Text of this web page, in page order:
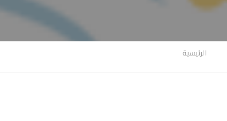
الرئيسية